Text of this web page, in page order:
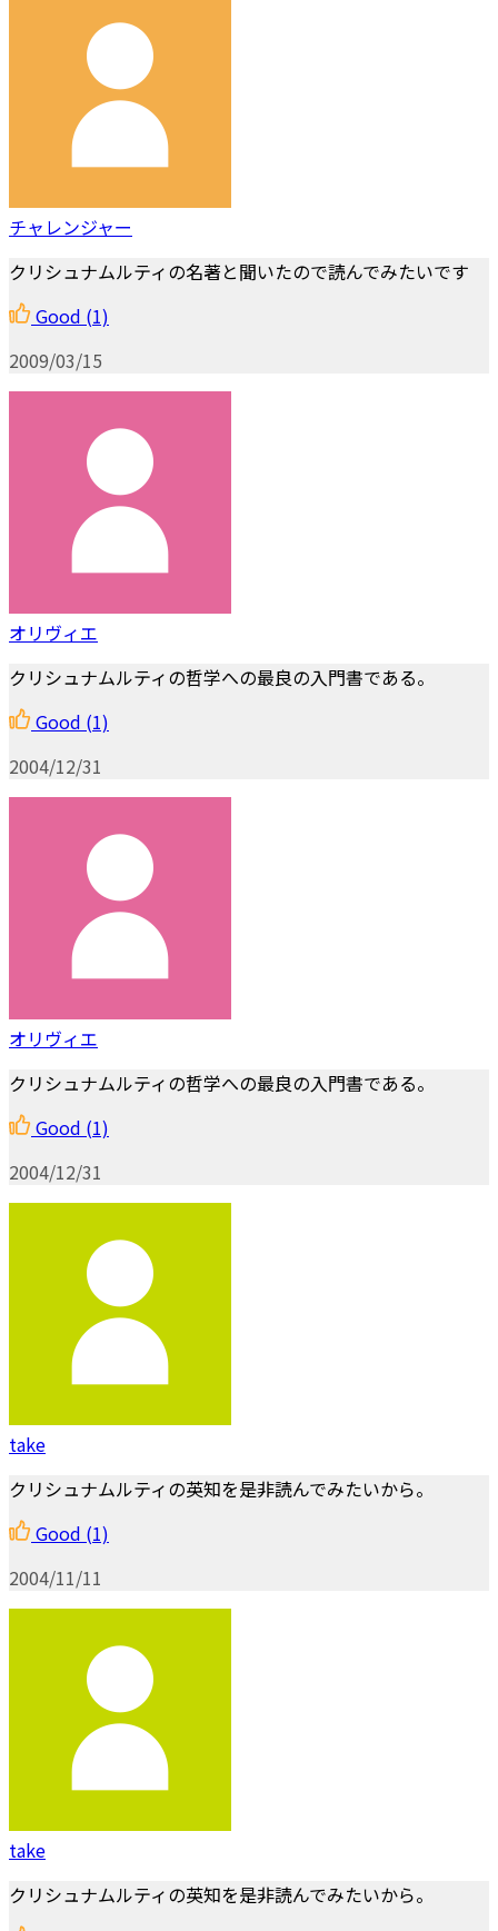
チャレンジャー
クリシュナムルティの名著と聞いたので読んでみたいです
Good (1)
2009/03/15
オリヴィエ
クリシュナムルティの哲学への最良の入門書である。
Good (1)
2004/12/31
オリヴィエ
クリシュナムルティの哲学への最良の入門書である。
Good (1)
2004/12/31
take
クリシュナムルティの英知を是非読んでみたいから。
Good (1)
2004/11/11
take
クリシュナムルティの英知を是非読んでみたいから。